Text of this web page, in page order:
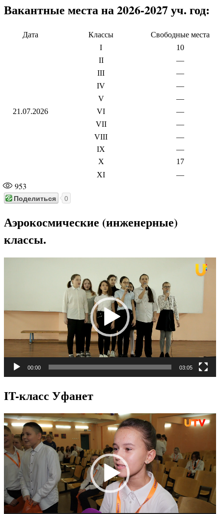
Вакантные места на 2026-2027 уч. год:
Дата Классы Свободные места
21.07.2026
I
10
II
—
III
—
IV
—
V
—
VI
—
VII
—
VIII
—
IX
—
X
17
XI
—
953
Поделиться 0
Аэрокосмические (инженерные)
классы.
00:00 03:05
IT-класс Уфанет
Видеоплеер